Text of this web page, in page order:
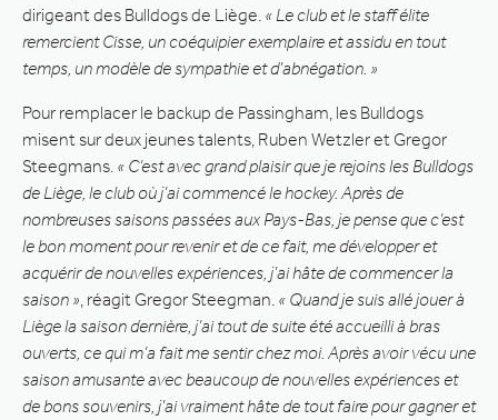
dirigeant des Bulldogs de Liège. « Le club et le staff élite
remercient Cisse, un coéquipier exemplaire et assidu en tout
temps, un modèle de sympathie et d’abnégation. »
Pour remplacer le backup de Passingham, les Bulldogs
misent sur deux jeunes talents, Ruben Wetzler et Gregor
Steegmans. « C’est avec grand plaisir que je rejoins les Bulldogs
de Liège, le club où j’ai commencé le hockey. Après de
nombreuses saisons passées aux Pays-Bas, je pense que c’est
le bon moment pour revenir et de ce fait, me développer et
acquérir de nouvelles expériences, j’ai hâte de commencer la
saison » , réagit Gregor Steegman. « Quand je suis allé jouer à
Liège la saison dernière, j’ai tout de suite été accueilli à bras
ouverts, ce qui m’a fait me sentir chez moi. Après avoir vécu une
saison amusante avec beaucoup de nouvelles expériences et
de bons souvenirs, j’ai vraiment hâte de tout faire pour gagner et